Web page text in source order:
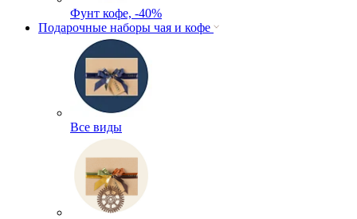
Фунт кофе, -40%
Подарочные наборы чая и кофе
Все виды